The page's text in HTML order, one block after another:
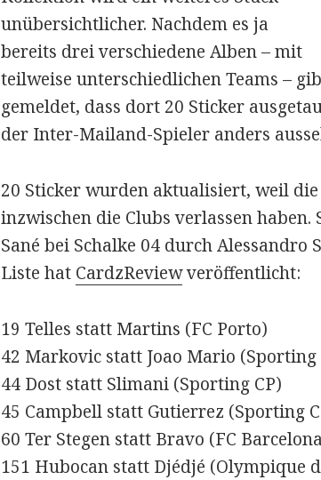
unübersichtlicher. Nachdem es ja
bereits drei verschiedene Alben – mit
teilweise unterschiedlichen Teams –
gemeldet, dass dort 20 Sticker
der Inter-Mailand-Spieler anders
20 Sticker wurden aktualisiert, weil
inzwischen die Clubs verlassen
Sané bei Schalke 04 durch Alessandro
Liste hat CardzReviewveröffentlicht:
19 Telles statt Martins (FC Porto)
42 Markovic statt Joao Mario (Sporting
44 Dost statt Slimani (Sporting CP)
45 Campbell statt Gutierrez (Sporting
60 Ter Stegen statt Bravo (FC
151 Hubocan statt Djédjé (Olympique